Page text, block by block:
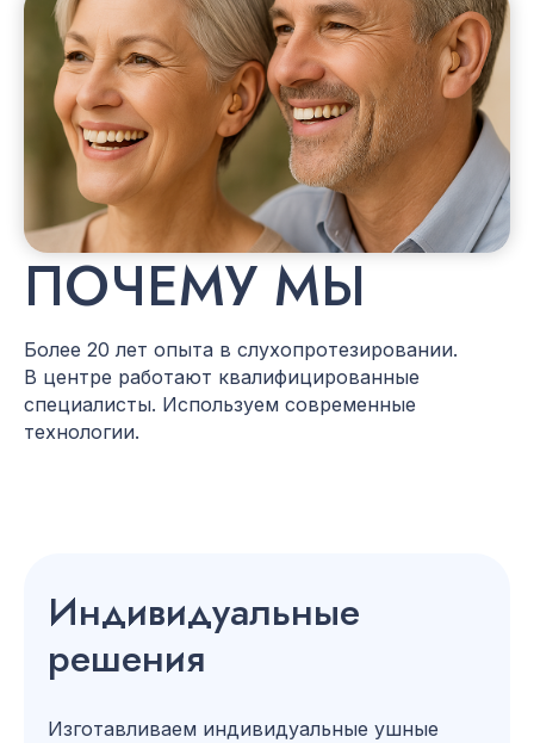
ПОЧЕМУ МЫ
Более 20 лет опыта в слухопротезировании.
В центре работают квалифицированные
специалисты. Используем современные
технологии.
Индивидуальные
решения
Изготавливаем индивидуальные ушные